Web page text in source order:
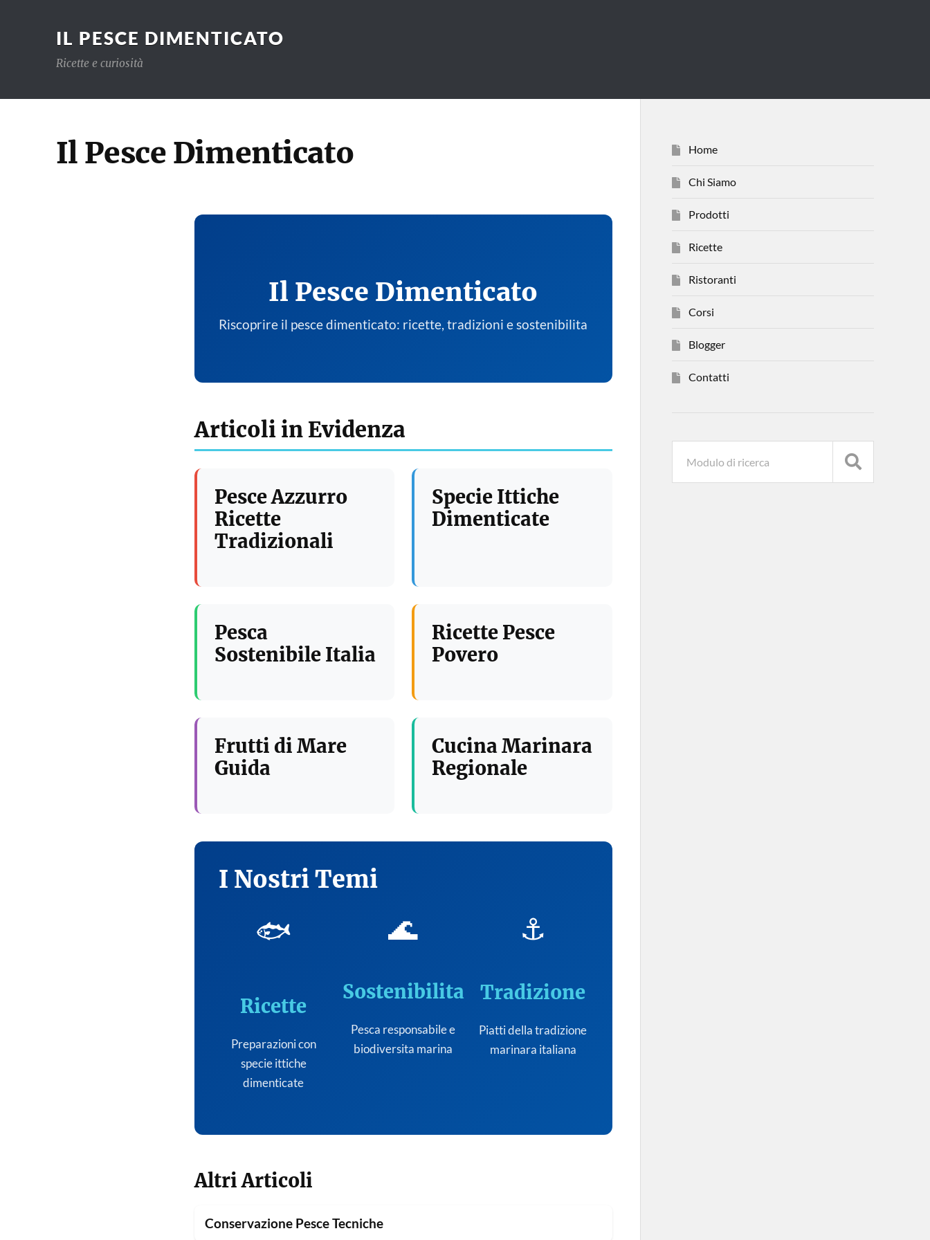
IL PESCE DIMENTICATO
Ricette e curiosità
Il Pesce Dimenticato
Il Pesce Dimenticato
Riscoprire il pesce dimenticato: ricette, tradizioni e sostenibilita
Articoli in Evidenza
Pesce Azzurro
Ricette
Tradizionali
Specie Ittiche
Dimenticate
Pesca
Sostenibile Italia
Ricette Pesce
Povero
Frutti di Mare
Guida
Cucina Marinara
Regionale
I Nostri Temi
🐟
Ricette
Preparazioni con
specie ittiche
dimenticate
🌊
Sostenibilita
Pesca responsabile e
biodiversita marina
⚓
Tradizione
Piatti della tradizione
marinara italiana
Altri Articoli
Conservazione Pesce Tecniche
Home
Chi Siamo
Prodotti
Ricette
Ristoranti
Corsi
Blogger
Contatti